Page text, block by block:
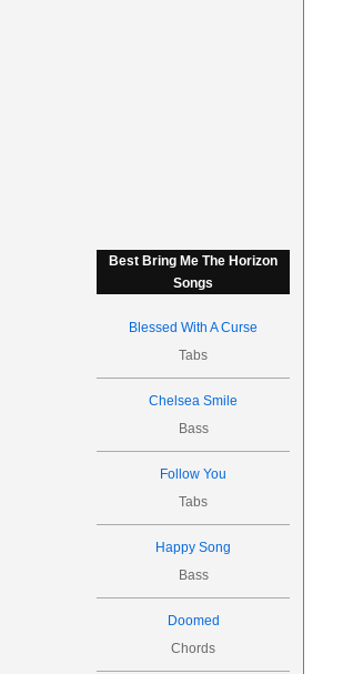
Best Bring Me The Horizon
Songs
Blessed With A Curse
Tabs
Chelsea Smile
Bass
Follow You
Tabs
Happy Song
Bass
Doomed
Chords